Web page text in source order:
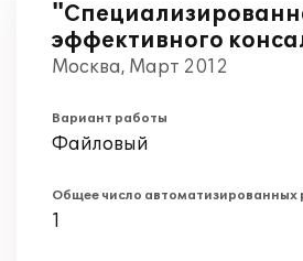
эффективного
Москва, Март 2012
Вариант работы
Файловый
Общее число автоматизированных
1